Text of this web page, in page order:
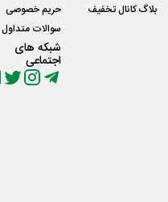
بلاگ کانال تخفیف
حریم خصوصی
سوالات متداول
شبکه های
اجتماعی